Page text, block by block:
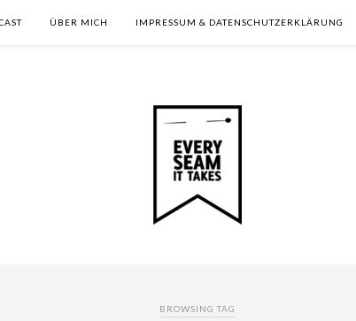
ÜBER MICH IMPRESSUM & DATENSCHUTZERKLÄRUNG
BROWSING TAG